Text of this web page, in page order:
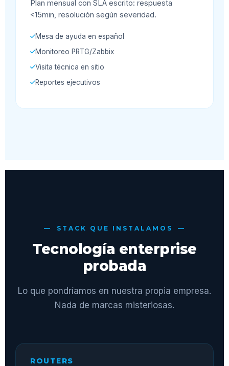
Plan mensual con SLA escrito: respuesta
<15min, resolución según severidad.
Mesa de ayuda en español
Monitoreo PRTG/Zabbix
Visita técnica en sitio
Reportes ejecutivos
STACK QUE INSTALAMOS
Tecnología enterprise
probada
Lo que pondríamos en nuestra propia empresa.
Nada de marcas misteriosas.
ROUTERS